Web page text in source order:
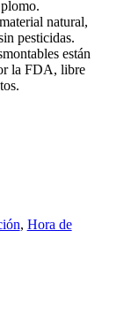
natural,
pesticidas.
están
la FDA, libre
, Hora de